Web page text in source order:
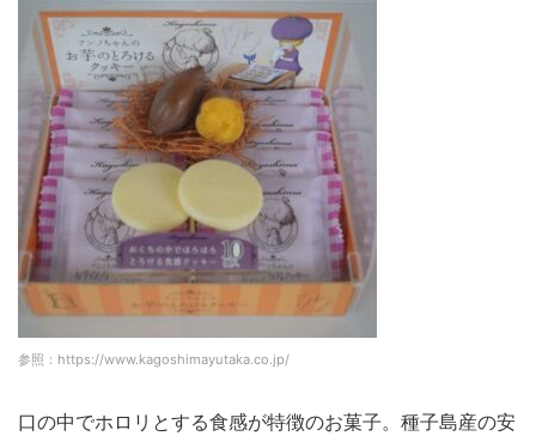
参照：https://www.kagoshimayutaka.co.jp/
口の中でホロリとする食感が特徴のお菓子。種子島産の安